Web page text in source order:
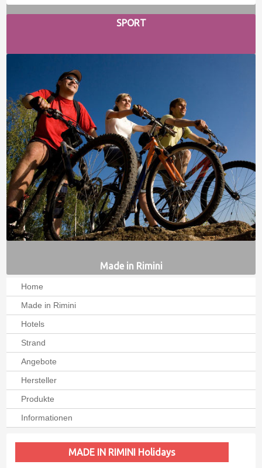
SPORT
Made in Rimini
Home
Made in Rimini
Hotels
Strand
Angebote
Hersteller
Produkte
Informationen
MADE IN RIMINI Holidays